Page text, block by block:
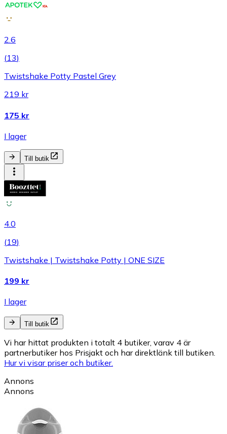
2.6
(13)
Twistshake Potty Pastel Grey
219 kr
175 kr
I lager
Till butik
4.0
(19)
Twistshake | Twistshake Potty | ONE SIZE
199 kr
I lager
Till butik
Vi har hittat produkten i totalt 4 butiker, varav 4 är
partnerbutiker hos Prisjakt och har direktlänk till butiken.
Hur vi visar priser och butiker.
Annons
Annons